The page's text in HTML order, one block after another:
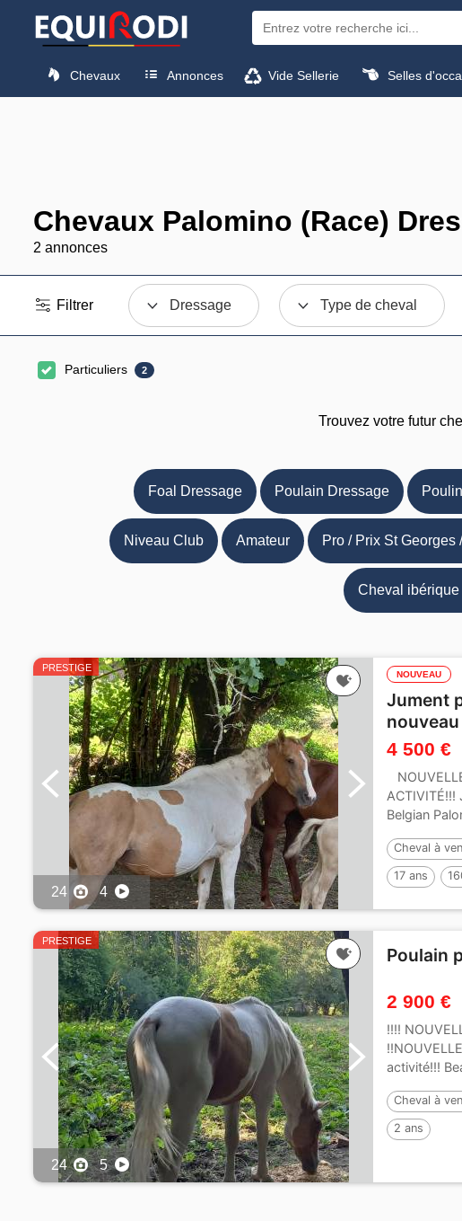
Chevaux Annonces Vide Sellerie Selles
Chevaux Palomino (Race)
2 annonces
Filtrer Dressage Type de cheval
Particuliers 2
Trouvez votre futur
Foal Dressage Poulain Dressage
Niveau Club Amateur Pro / Prix St Georges
Cheval
PRESTIGE
24 4
NOUVEAU
Jument
4 500 €
Belgian
Cheval à
17 ans
PRESTIGE
24 5
Poulain
2 900 €
!!!!
activité!!!
Cheval à
2 ans